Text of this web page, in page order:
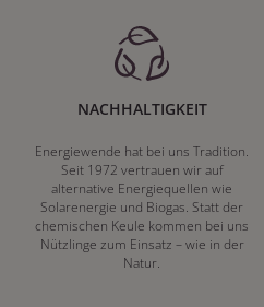
NACHHALTIGKEIT
Energiewende hat bei uns Tradition.
Seit 1972 vertrauen wir auf
alternative Energiequellen wie
Solarenergie und Biogas. Statt der
chemischen Keule kommen bei uns
Nützlinge zum Einsatz – wie in der
Natur.